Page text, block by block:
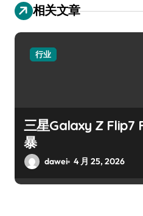
相关文章
行业
三星Galaxy Z Flip7
暴
dawei 4 月 25, 2026